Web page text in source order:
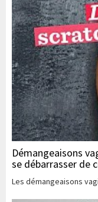
Démangeaisons
se débarrasser de
Les démangeaisons